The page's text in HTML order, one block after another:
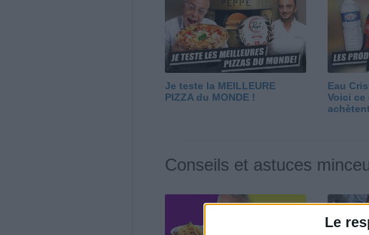
Le
Je teste la MEILLEURE
PIZZA du MONDE !
Eau
Voici ce
Conseils et astuces